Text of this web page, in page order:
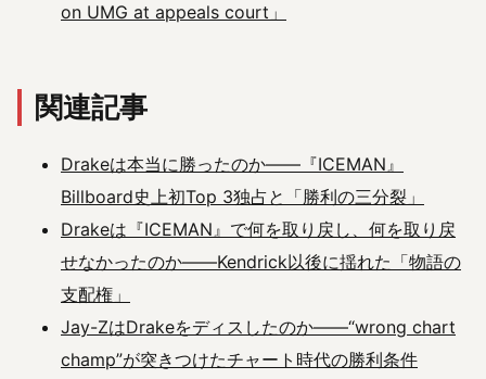
on UMG at appeals court」
関連記事
Drakeは本当に勝ったのか――『ICEMAN』
Billboard史上初Top 3独占と「勝利の三分裂」
Drakeは『ICEMAN』で何を取り戻し、何を取り戻
せなかったのか――Kendrick以後に揺れた「物語の
支配権」
Jay-ZはDrakeをディスしたのか――“wrong chart
champ”が突きつけたチャート時代の勝利条件